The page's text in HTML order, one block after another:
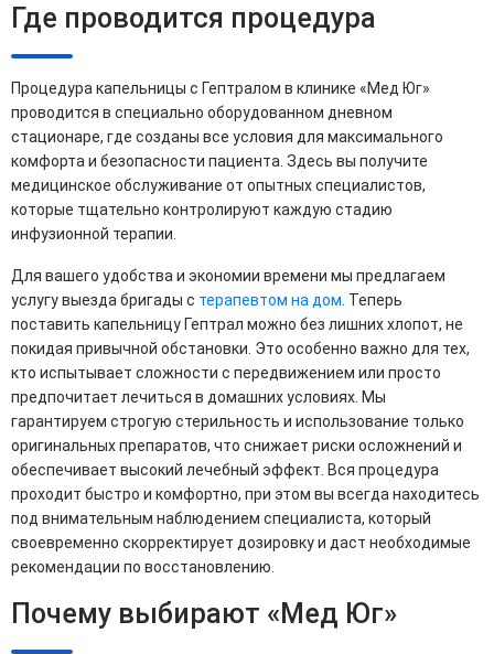
Где проводится процедура
Процедура капельницы с Гептралом в клинике «Мед Юг»
проводится в специально оборудованном дневном
стационаре, где созданы все условия для максимального
комфорта и безопасности пациента. Здесь вы получите
медицинское обслуживание от опытных специалистов,
которые тщательно контролируют каждую стадию
инфузионной терапии.
Для вашего удобства и экономии времени мы предлагаем
услугу выезда бригады с терапевтом на дом . Теперь
поставить капельницу Гептрал можно без лишних хлопот, не
покидая привычной обстановки. Это особенно важно для тех,
кто испытывает сложности с передвижением или просто
предпочитает лечиться в домашних условиях. Мы
гарантируем строгую стерильность и использование только
оригинальных препаратов, что снижает риски осложнений и
обеспечивает высокий лечебный эффект. Вся процедура
проходит быстро и комфортно, при этом вы всегда находитесь
под внимательным наблюдением специалиста, который
своевременно скорректирует дозировку и даст необходимые
рекомендации по восстановлению.
Почему выбирают «Мед Юг»